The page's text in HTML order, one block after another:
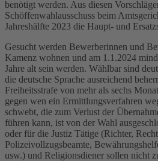
benötigt werden. Aus diesen
Schöffenwahlausschuss beim
Jahreshälfte 2023 die Haupt- und
Gesucht werden Bewerberinnen und
Kamenz wohnen und am 1.1.2024
Jahre alt sein werden. Wählbar sind
die deutsche Sprache ausreichend
Freiheitsstrafe von mehr als sechs
gegen wen ein Ermittlungsverfahren
schwebt, die zum Verlust der
führen kann, ist von der Wahl
oder für die Justiz Tätige (Richter,
Polizeivollzugsbeamte,
usw.) und Religionsdiener sollen nicht